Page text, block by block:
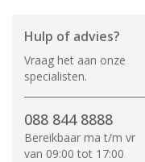
Hulp of advies?
Vraag het aan onze
specialisten.
088 844 8888
Bereikbaar ma t/m vr
van 09:00 tot 17:00